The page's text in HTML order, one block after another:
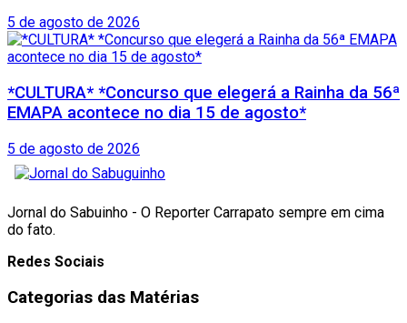
5 de agosto de 2026
*CULTURA* *Concurso que elegerá a Rainha da 56ª
EMAPA acontece no dia 15 de agosto*
5 de agosto de 2026
Jornal do Sabuinho - O Reporter Carrapato sempre em cima
do fato.
Redes Sociais
Categorias das Matérias